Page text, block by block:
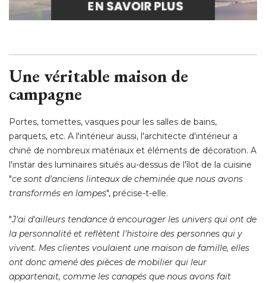
Une véritable maison de
campagne
Portes, tomettes, vasques pour les salles de bains,
parquets, etc. A l'intérieur aussi, l'architecte d'intérieur a
chiné de nombreux matériaux et éléments de décoration. A
l'instar des luminaires situés au-dessus de l'îlot de la cuisine
"ce sont d'anciens linteaux de cheminée que nous avons
transformés en lampes", précise-t-elle.
"J'ai d'ailleurs tendance à encourager les univers qui ont de
la personnalité et reflètent l'histoire des personnes qui y
vivent. Mes clientes voulaient une maison de famille, elles
ont donc amené des pièces de mobilier qui leur
appartenait, comme les canapés que nous avons fait